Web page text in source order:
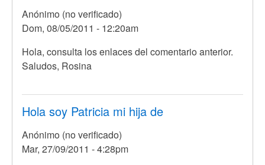
muy
por
(no
verificado)
Anónimo (no verificado)
Dom, 08/05/2011 - 12:20am
En
respuesta
me
interesa
lo
que
Hola, consulta los enlaces del comentario anterior.
Saludos, Rosina
Hola soy Patricia mi hija de
Anónimo (no verificado)
Mar, 27/09/2011 - 4:28pm